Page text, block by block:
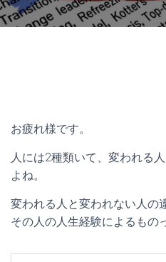
お疲れ様です。
人には2種類いて、変われる
よね。
変われる人と変われない人の
その人の人生経験によるもの